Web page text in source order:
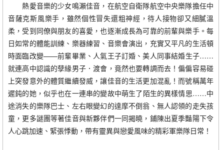
熱愛音樂的少女鳴瀨佳音，在航空自衛隊航空中央樂隊擔任中
音薩克斯風樂手，雖然個性冒失還粗神經，待人接物卻又細膩溫
柔，受到同僚與朋友的喜愛，也逐漸成長為可靠的前輩與樂手。每
日如常的體能訓練、樂器練習、音樂會演出，充實又平凡的生活頓
時面臨改變——前輩畢業、人氣王子訂婚、美人同事結婚生子……
就連高中認識的孽緣男子．渡會，竟然也要轉調而去！偏偏容易碰
上突發意外的體質繼續發威，讓佳音的生活更加混亂！而號稱萬年
遲鈍的她，似乎也在一連串的變故中萌生了陌生的異樣情思……中
途消失的樂隊巴士、左右眼變幻的達摩不倒翁、無人認領的走失孩
童，更多謎團等著佳音與新夥伴們一同揭曉，鋪陳出夏季豔陽下令
人心跳加速、緊張悸動，帶有靈異與戀愛風味的精彩軍樂隊日常！